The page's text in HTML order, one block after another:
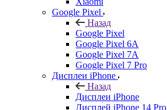
Google Pixel
Назад
Google Pixel
Google Pixel 6A
Google Pixel 7А
Google Pixel 7 Pro
Дисплеи iPhone
Назад
Дисплеи iPhone
Дисплей iPhone 14 Pro